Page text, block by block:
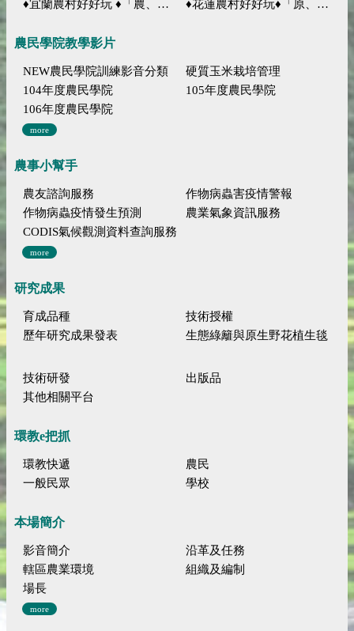
♦宜蘭農村好好玩 ♦「農、藝、山、水」四條遊程推薦 ♦花蓮農村好好玩♦「原、生、慢、活」四條遊程推薦
農民學院教學影片
NEW農民學院訓練影音分類
硬質玉米栽培管理
104年度農民學院
105年度農民學院
106年度農民學院
more
農事小幫手
農友諮詢服務
作物病蟲害疫情警報
作物病蟲疫情發生預測
農業氣象資訊服務
CODIS氣候觀測資料查詢服務
more
研究成果
育成品種
技術授權
歷年研究成果發表
生態綠籬與原生野花植生毯
技術研發
出版品
其他相關平台
環教e把抓
環教快遞
農民
一般民眾
學校
本場簡介
影音簡介
沿革及任務
轄區農業環境
組織及編制
場長
more